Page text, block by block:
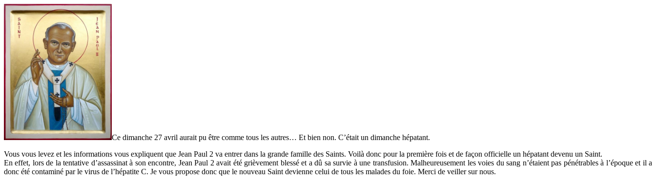
Ce dimanche 27 avril aurait pu être comme tous les autres… Et bien non. C’était un dimanche hépatant.
Vous vous levez et les informations vous expliquent que Jean Paul 2 va entrer dans la grande famille des Saints. Voilà donc pour la première fois et de façon officielle un hépatant devenu un Saint.
En effet, lors de la tentative d’assassinat à son encontre, Jean Paul 2 avait été grièvement blessé et a dû sa survie à une transfusion. Malheureusement les voies du sang n’étaient pas pénétrables à l’époque et il a
donc été contaminé par le virus de l’hépatite C. Je vous propose donc que le nouveau Saint devienne celui de tous les malades du foie. Merci de veiller sur nous.